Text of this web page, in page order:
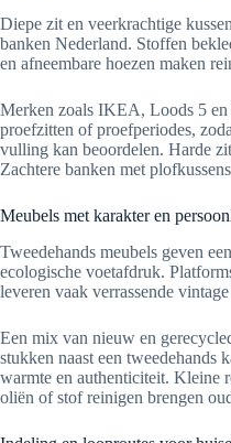
Diepe zit en veerkrachtige
banken Nederland. Stoffen
en afneembare hoezen maken
Merken zoals IKEA, Loods 5 en
proefzitten of proefperiodes,
vulling kan beoordelen. Harde
Zachtere banken met
Meubels met karakter en
Tweedehands meubels geven
ecologische voetafdruk.
leveren vaak verrassende
Een mix van nieuw en
stukken naast een tweedehands
warmte en authenticiteit. Kleine
oliën of stof reinigen brengen